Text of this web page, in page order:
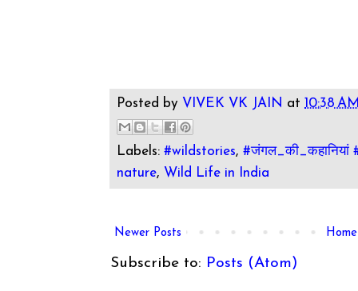
Posted by VIVEK VK JAIN at10:38
Labels:#wildstories,
nature, Wild Life in India
Newer Posts Home
Subscribe to: Posts (Atom)